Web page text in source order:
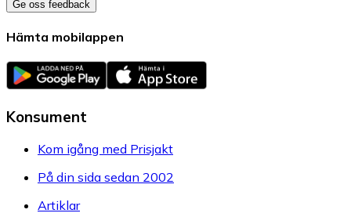
Ge oss feedback
Hämta mobilappen
Konsument
Kom igång med Prisjakt
På din sida sedan 2002
Artiklar